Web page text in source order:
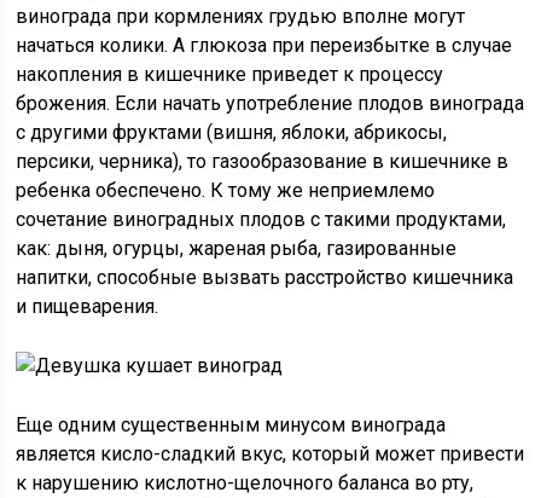
винограда при кормлениях грудью вполне могут
начаться колики. А глюкоза при переизбытке в случае
накопления в кишечнике приведет к процессу
брожения. Если начать употребление плодов винограда
с другими фруктами (вишня, яблоки, абрикосы,
персики, черника), то газообразование в кишечнике в
ребенка обеспечено. К тому же неприемлемо
сочетание виноградных плодов с такими продуктами,
как: дыня, огурцы, жареная рыба, газированные
напитки, способные вызвать расстройство кишечника
и пищеварения.
Еще одним существенным минусом винограда
является кисло-сладкий вкус, который может привести
к нарушению кислотно-щелочного баланса во рту,